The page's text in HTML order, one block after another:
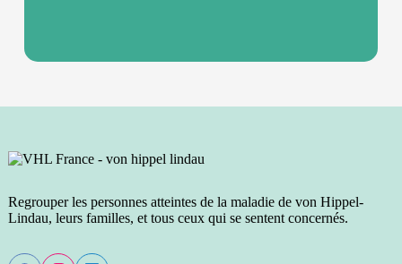
Regrouper les personnes atteintes de la maladie de von Hippel-
Lindau, leurs familles, et tous ceux qui se sentent concernés.